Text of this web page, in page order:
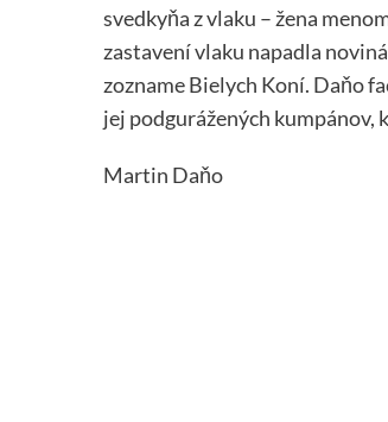
svedkyňa z vlaku – žena
zastavení vlaku napadla
zozname Bielych Koní. Daňo
jej podgurážených kumpánov,
Martin Daňo